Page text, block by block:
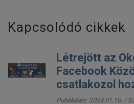
Kapcsolódó cikkek
Létrejött az
Facebook
csatlakozol
Publikálás: 2024.01.10. /